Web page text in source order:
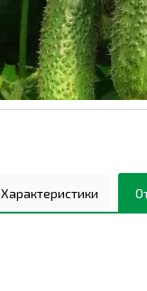
Характеристики